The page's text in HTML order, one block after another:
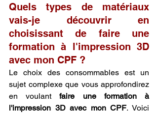
Quels types de matériaux
vais-je découvrir en
choisissant de faire une
formation à l'impression 3D
avec mon CPF ?
Le choix des consommables est un
sujet complexe que vous approfondirez
en voulant faire une formation à
l'impression 3D avec mon CPF. Voici